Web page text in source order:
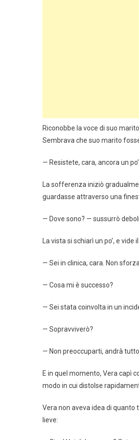
Riconobbe la voce di suo
Sembrava che suo marito
— Resistete, cara, ancora un
La sofferenza iniziò
guardasse attraverso una
— Dove sono? — sussurrò
La vista si schiarì un po’, e vide
— Sei in clinica, cara. Non
— Cosa mi è successo?
— Sei stata coinvolta in un
— Sopravviverò?
— Non preoccuparti, andrà tutto
E in quel momento, Vera capì
modo in cui distolse
Vera non aveva idea di quanto
lieve: